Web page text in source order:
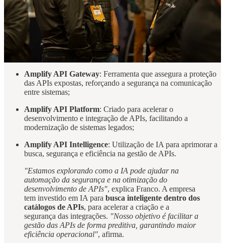
Amplify API Management: Focado na segurança das APIs,
garantindo visibilidade e controle sobre o tráfego de dados;
Amplify API Governance: Solução voltada para governança
de APIs, permitindo integração com gateways de terceiros,
como AWS, Google e outros;
Amplify API Gateway: Ferramenta que assegura a proteção
das APIs expostas, reforçando a segurança na comunicação
entre sistemas;
Amplify API Platform: Criado para acelerar o
desenvolvimento e integração de APIs, facilitando a
modernização de sistemas legados;
Amplify API Intelligence: Utilização de IA para aprimorar a
busca, segurança e eficiência na gestão de APIs.
"Estamos explorando como a IA pode ajudar na
automação da segurança e na otimização do
desenvolvimento de APIs", explica Franco. A empresa
tem investido em IA para busca inteligente dentro dos
catálogos de APIs, para acelerar a criação e a
segurança das integrações. "Nosso objetivo é facilitar a
gestão das APIs de forma preditiva, garantindo maior
eficiência operacional", afirma.